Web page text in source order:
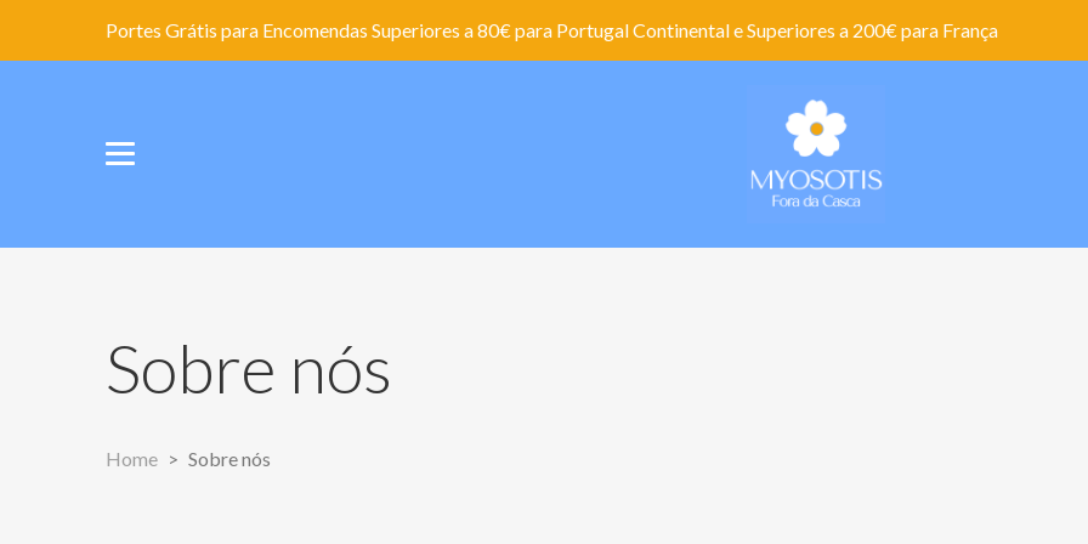
Portes Grátis para Encomendas Superiores a 80€ para Portugal Continental e Superiores a 200€ para França
Sobre nós
Home Sobre nós